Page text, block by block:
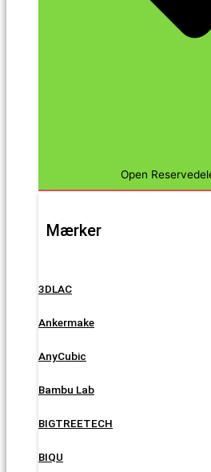
Open
Mærker
3DLAC
Ankermake
AnyCubic
Bambu Lab
BIGTREETECH
BIQU